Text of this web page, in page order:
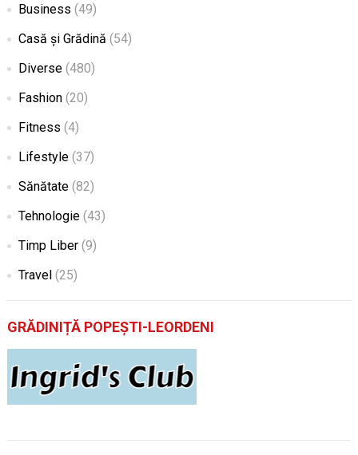
Business (49)
Casă și Grădină (54)
Diverse(480)
Fashion(20)
Fitness (4)
Lifestyle(37)
Sănătate(82)
Tehnologie(43)
Timp Liber(9)
Travel (25)
GRĂDINIȚĂ POPEȘTI-LEORDENI